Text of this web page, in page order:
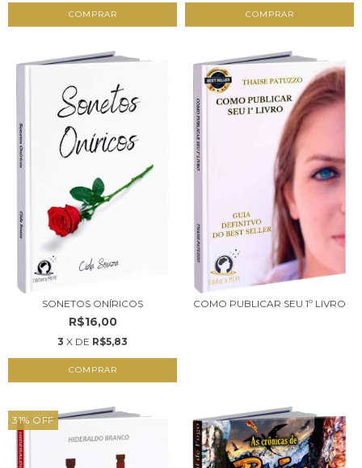
COMPRAR COMPRAR
SONETOS ONÍRICOS
R$16,00
3 X DE R$5,83
COMPRAR
COMO PUBLICAR SEU 1º LIVRO
31% OFF